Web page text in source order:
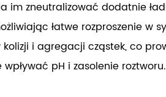
zneutralizować dodatnie
łatwe rozproszenie w
i agregacji cząstek, co
pH i zasolenie